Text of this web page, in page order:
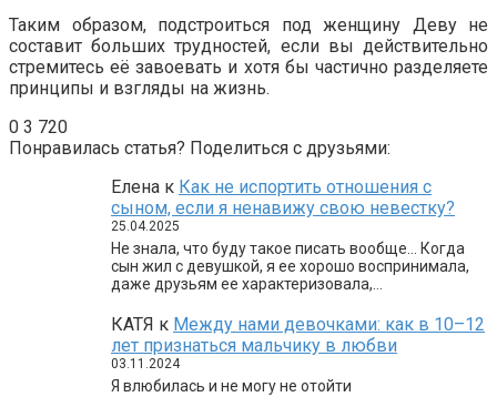
Таким образом, подстроиться под женщину Деву не
составит больших трудностей, если вы действительно
стремитесь её завоевать и хотя бы частично разделяете
принципы и взгляды на жизнь.
0 3 720
Понравилась статья? Поделиться с друзьями:
Елена к Как не испортить отношения с
сыном, если я ненавижу свою невестку?
25.04.2025
Не знала, что буду такое писать вообще… Когда
сын жил с девушкой, я ее хорошо воспринимала,
даже друзьям ее характеризовала,…
КАТЯ к Между нами девочками: как в 10–12
лет признаться мальчику в любви
03.11.2024
Я влюбилась и не могу не отойти